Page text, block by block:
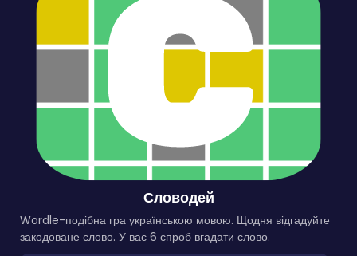
Словодей
Wordle-подібна гра українською мовою. Щодня відгадуйте
закодоване слово. У вас 6 спроб вгадати слово.